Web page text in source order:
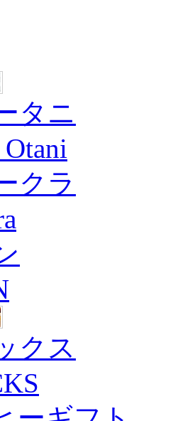
タニ
クラ
クス